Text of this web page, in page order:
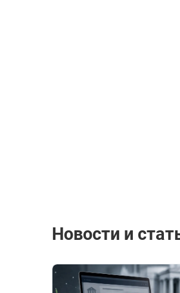
Новости и